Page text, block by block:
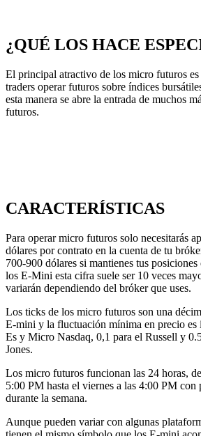
¿QUÉ LOS HACE
El principal atractivo de los micro futuros es
traders operar futuros sobre índices
esta manera se abre la entrada de muchos
futuros.
CARACTERÍSTICAS
Para operar micro futuros solo necesitarás
dólares por contrato en la cuenta de tu
700-900 dólares si mantienes tus posiciones
los E-Mini esta cifra suele ser 10 veces
variarán dependiendo del bróker que uses.
Los ticks de los micro futuros son una
E-mini y la fluctuación mínima en precio
Es y Micro Nasdaq, 0,1 para el Russell y
Jones.
Los micro futuros funcionan las 24 horas,
5:00 PM hasta el viernes a las 4:00 PM con
durante la semana.
Aunque pueden variar con algunas